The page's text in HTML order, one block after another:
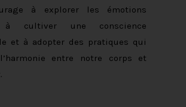
à explorer les émotions
à cultiver une conscience
et à adopter des pratiques qui
entre notre corps et